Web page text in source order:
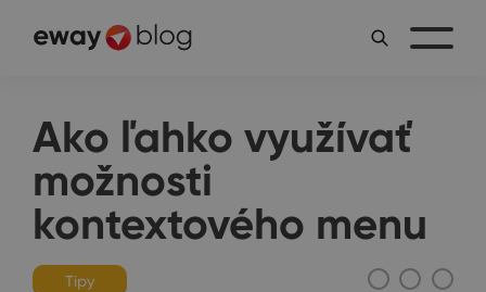
Ako ľahko využívať
možnosti
kontextového menu
Tipy